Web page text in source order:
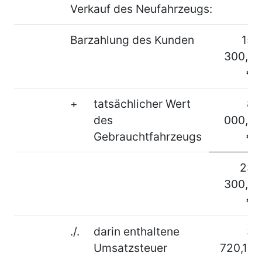
Verkauf des Neufahrzeugs:
Barzahlung des Kunden
15
300,–
€
+
tatsächlicher Wert
des
Gebrauchtfahrzeugs
8
000,–
€
23
300,–
€
./.
darin enthaltene
Umsatzsteuer
3
720,17